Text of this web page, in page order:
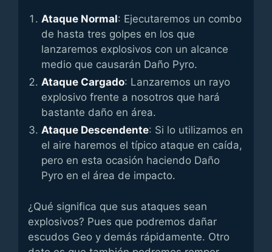
Ataque Normal: Ejecutaremos un combo
de hasta tres golpes en los que
lanzaremos explosivos con un alcance
medio que causarán Daño Pyro.
Ataque Cargado: Lanzaremos un rayo
explosivo frente a nosotros que hará
bastante daño en área.
Ataque Descendente: Si lo utilizamos en
el aire haremos el típico ataque en caída,
pero en esta ocasión haciendo Daño
Pyro en el área de impacto.
¿Qué significa que sus ataques sean
explosivos? Pues que podremos dañar
escudos Geo y demás rápidamente. Otro